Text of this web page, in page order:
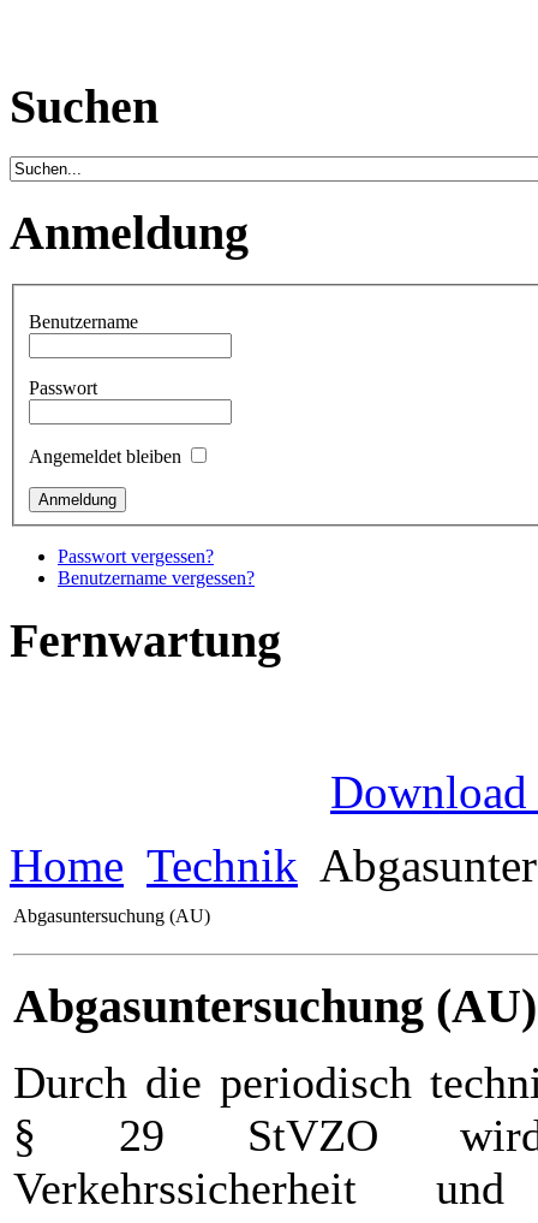
Suchen
Anmeldung
Benutzername
Passwort
Angemeldet bleiben
Passwort vergessen?
Benutzername vergessen?
Fernwartung
Download
Home Technik
Abgasuntersuchung (AU)
Abgasuntersuchung (AU)
Durch die periodisch
§ 29 StVZO wird
Verkehrssicherheit